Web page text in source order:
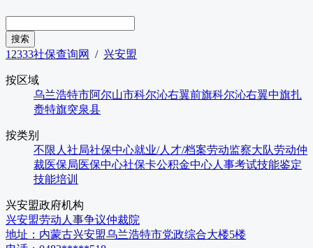
12333社保查询网 / 兴安盟
按区域
乌兰浩特市阿尔山市科尔沁右翼前旗科尔沁右翼中旗扎
赉特旗突泉县
按类别
不限 人社局社保中心就业/人才/档案劳动监察大队劳动仲
裁医保局医保中心社保卡公积金中心人事考试技能鉴定
技能培训
兴安盟政府机构
兴安盟劳动人事争议仲裁院
地址： 内蒙古兴安盟乌兰浩特市党政综合大楼5楼